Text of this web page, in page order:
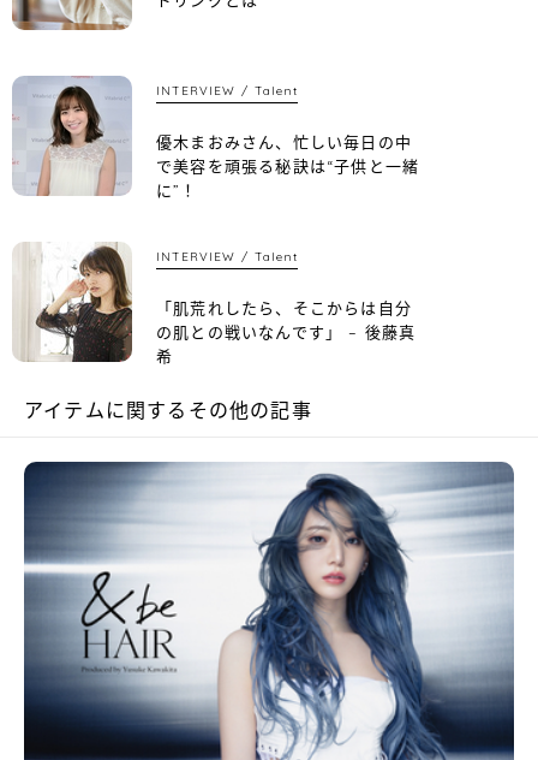
INTERVIEW Talent
優木まおみさん、忙しい毎日の中
で美容を頑張る秘訣は“子供と一緒
に”！
INTERVIEW Talent
「肌荒れしたら、そこからは自分
の肌との戦いなんです」 – 後藤真
希
アイテムに関するその他の記事